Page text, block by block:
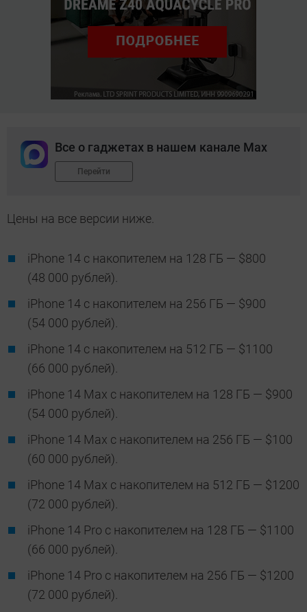
Все о гаджетах в нашем канале Max
Перейти
Цены на все версии ниже.
iPhone 14 с накопителем на 128 ГБ — $800
(48 000 рублей).
iPhone 14 с накопителем на 256 ГБ — $900
(54 000 рублей).
iPhone 14 с накопителем на 512 ГБ — $1100
(66 000 рублей).
iPhone 14 Max с накопителем на 128 ГБ — $900
(54 000 рублей).
iPhone 14 Max с накопителем на 256 ГБ — $100
(60 000 рублей).
iPhone 14 Max с накопителем на 512 ГБ — $1200
(72 000 рублей).
iPhone 14 Pro с накопителем на 128 ГБ — $1100
(66 000 рублей).
iPhone 14 Pro с накопителем на 256 ГБ — $1200
(72 000 рублей).